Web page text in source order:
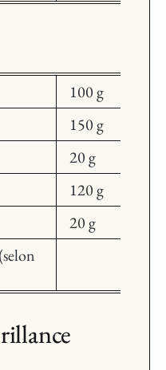
100 g
150 g
20 g
120 g
20 g